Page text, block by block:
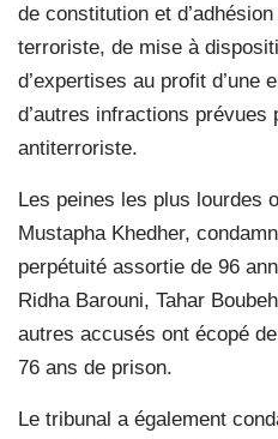
de constitution et
terroriste, de mise à
d’expertises au profit d’une
d’autres infractions prévues
antiterroriste.
Les peines les plus lourdes
Mustapha Khedher,
perpétuité assortie de 96
Ridha Barouni, Tahar
autres accusés ont écopé
76 ans de prison.
Le tribunal a également